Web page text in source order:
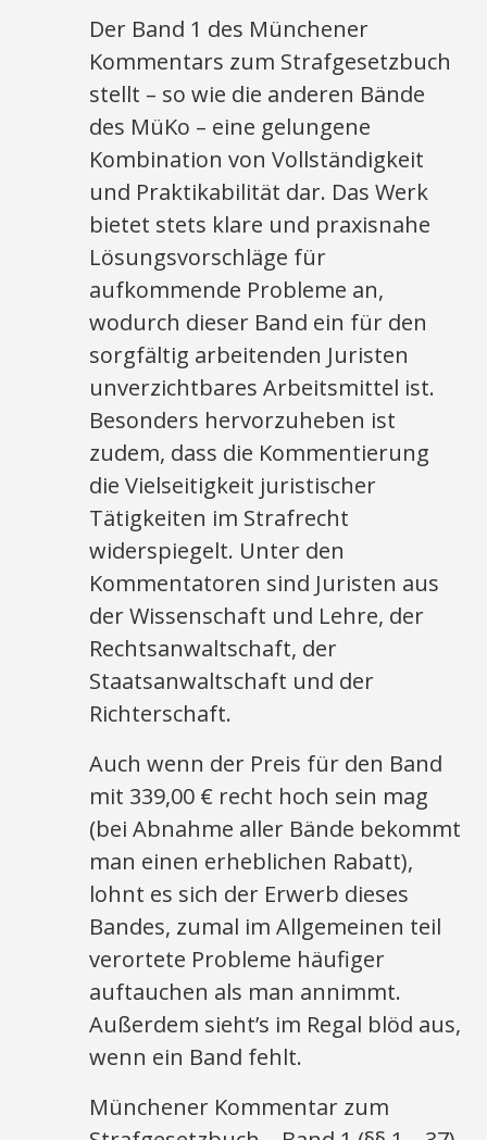
Der Band 1 des Münchener
Kommentars zum Strafgesetzbuch
stellt – so wie die anderen Bände
des MüKo – eine gelungene
Kombination von Vollständigkeit
und Praktikabilität dar. Das Werk
bietet stets klare und praxisnahe
Lösungsvorschläge für
aufkommende Probleme an,
wodurch dieser Band ein für den
sorgfältig arbeitenden Juristen
unverzichtbares Arbeitsmittel ist.
Besonders hervorzuheben ist
zudem, dass die Kommentierung
die Vielseitigkeit juristischer
Tätigkeiten im Strafrecht
widerspiegelt. Unter den
Kommentatoren sind Juristen aus
der Wissenschaft und Lehre, der
Rechtsanwaltschaft, der
Staatsanwaltschaft und der
Richterschaft.
Auch wenn der Preis für den Band
mit 339,00 € recht hoch sein mag
(bei Abnahme aller Bände bekommt
man einen erheblichen Rabatt),
lohnt es sich der Erwerb dieses
Bandes, zumal im Allgemeinen teil
verortete Probleme häufiger
auftauchen als man annimmt.
Außerdem sieht’s im Regal blöd aus,
wenn ein Band fehlt.
Münchener Kommentar zum